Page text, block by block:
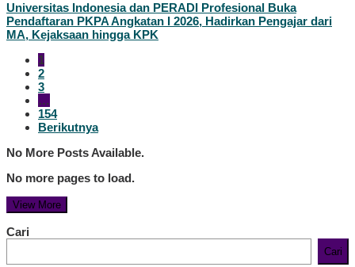
Universitas Indonesia dan PERADI Profesional Buka
Pendaftaran PKPA Angkatan I 2026, Hadirkan Pengajar dari
MA, Kejaksaan hingga KPK
1
2
3
…
154
Berikutnya
No More Posts Available.
No more pages to load.
View More
Cari
Cari